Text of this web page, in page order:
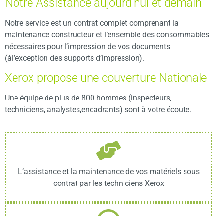
Notre Assistance aujourd’hui et demain
Notre service est un contrat complet comprenant la
maintenance constructeur et l’ensemble des consommables
nécessaires pour l’impression de vos documents
(àl’exception des supports d’impression).
Xerox propose une couverture Nationale
Une équipe de plus de 800 hommes (inspecteurs,
techniciens, analystes,encadrants) sont à votre écoute.
L’assistance et la maintenance de vos matériels sous
contrat par les techniciens Xerox